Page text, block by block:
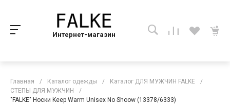
Интернет-магазин
Главная / Каталог одежды / Каталог ДЛЯ МУЖЧИН FALKE
/
СТЕПЫ ДЛЯ МУЖЧИН
/
"FALKE" Носки Keep Warm Unisex No Shoow (13378/6333)